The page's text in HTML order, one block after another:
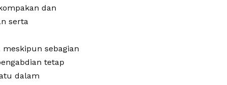
dan
serta
meskipun sebagian
tetap
dalam